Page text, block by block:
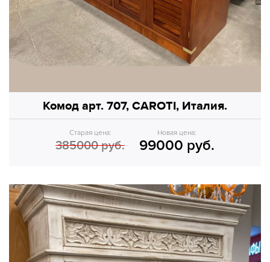
Комод арт. 707, CAROTI, Италия.
Старая цена:
385000 руб.
Новая цена:
99000 руб.